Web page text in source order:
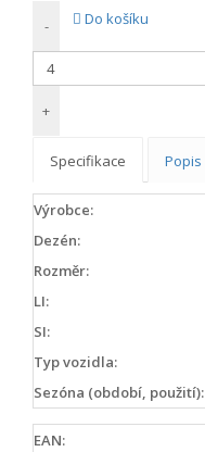
-
+
Do košíku
Specifikace Popis
Výrobce:
Dezén:
Rozměr:
LI:
SI:
Typ vozidla:
Sezóna (období, použití):
EAN: